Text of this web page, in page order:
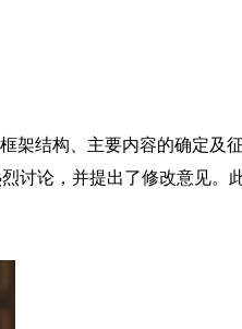
架结构、主要内容的确定及
讨论，并提出了修改意见。